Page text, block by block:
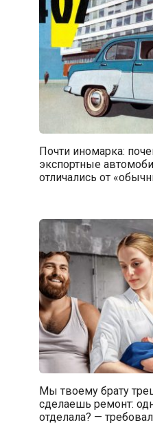
Почти иномарка:
экспортные
отличались от
Мы твоему брату
сделаешь ремонт:
отделала? —